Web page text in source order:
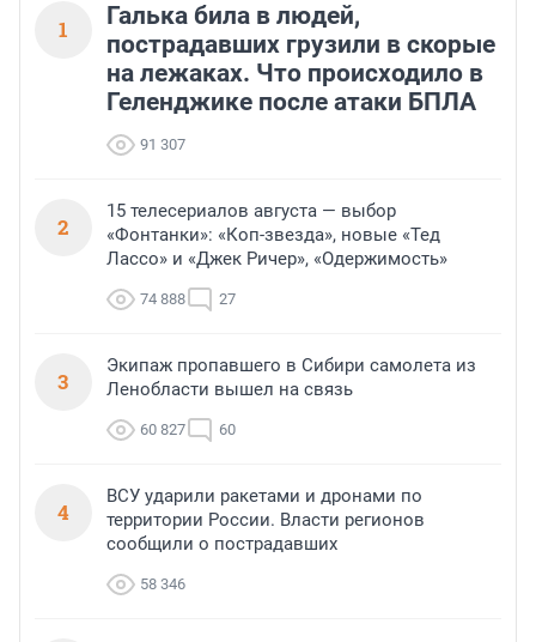
1
Галька била в людей,
пострадавших грузили в скорые
на лежаках. Что происходило в
Геленджике после атаки БПЛА
91 307
2
15 телесериалов августа — выбор
«Фонтанки»: «Коп-звезда», новые «Тед
Лассо» и «Джек Ричер», «Одержимость»
74 888 27
3
Экипаж пропавшего в Сибири самолета из
Ленобласти вышел на связь
60 827 60
4
ВСУ ударили ракетами и дронами по
территории России. Власти регионов
сообщили о пострадавших
58 346